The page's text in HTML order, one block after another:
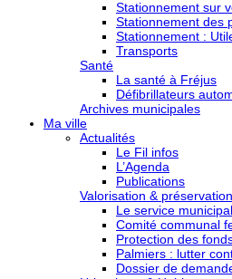
Stationnement sur
Stationnement des
Stationnement :
Transports
Santé
La santé à Fréjus
Défibrillateurs
Archives municipales
Ma ville
Actualités
Le Fil infos
L’Agenda
Publications
Valorisation & préservation
Le service
Comité communal
Protection des
Palmiers : lutter
Dossier de